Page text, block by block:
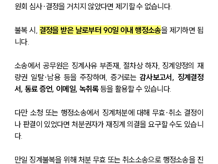
원회 심사·결정을 거치지 않았다면 제기할 수 없습니다.
불복 시, 결정을 받은 날로부터 90일 이내 행정소송을 제기하면 됩
니다.
소송에서 공무원은 징계사유 부존재, 절차상 하자, 징계양정의 재
량권 일탈·남용 등을 주장하며, 증거로는 감사보고서, 징계결정
서, 동료 증언, 이메일, 녹취록 등을 활용할 수 있습니다.
다만 소청 또는 행정소송에서 징계처분에 대해 무효·취소 결정이
나 판결이 있었다면 처분권자가 재징계 의결을 요구할 수도 있습니
다.
만일 징계불복을 위해 처분 무효 또는 취소소송으로 행정소송을 진